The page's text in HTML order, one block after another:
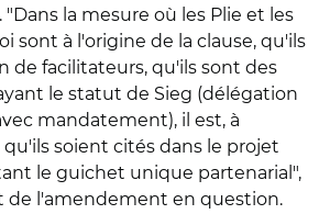
"Dans la mesure où les Plie et les
sont à l'origine de la clause, qu'ils
de facilitateurs, qu'ils sont des
le statut de Sieg (délégation
mandatement), il est, à
qu'ils soient cités dans le projet
le guichet unique partenarial",
de l'amendement en question.